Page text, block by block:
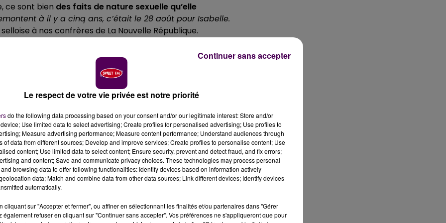
ce sont bien des faits de nature sexuelle qu’elle
à il y a cinq ans, c’était le 28 août pour Isabelle.
selloise à nos confrères de La Nouvelle République.
son côté, Isabelle Gasselin souhaite prendre un peu
laissant à sa collègue le soin d’intervenir.
"Nous recevons
cœur"
nous expliquait ce mercredi matin la maire de La
Brown qui semble essuyer les premières décisions de
lundi, le bureau des Républicains vient de la suspendre
coup de tonnerre qui gronde sur la"maison Loir-
image d’union et de calme dans la tempête."Le
en saisissant le procureur de la République, bien
Lhéritier, quatrième vice-présidente et
"Il n’y a pas lieu de confondre un sujet individuel avec
qu’aucune de nous au Conseil départemental n’a
s’exprimer ce mercredi dans l’après-midi.
Le respect de votre vie privée est notre priorité
do the following data processing based on your consent and/or our legitimate interest: Store and/or
Use limited data to select advertising; Create profiles for personalised advertising; Use profiles to
Measure advertising performance; Measure content performance; Understand audiences through
of data from different sources; Develop and improve services; Create profiles to personalise content; Use
content; Use limited data to select content; Ensure security, prevent and detect fraud, and fix errors;
and content; Save and communicate privacy choices. These technologies may process personal
browsing data to offer following functionalities: Identify devices based on information actively
data; Match and combine data from other data sources; Link different devices; Identify devices
automatically.
cliquant sur "Accepter et fermer", ou affiner en sélectionnant les finalités et/ou partenaires dans "Gérer
également refuser en cliquant sur "Continuer sans accepter". Vos préférences ne s'appliqueront que pour
Continuer sans accepter